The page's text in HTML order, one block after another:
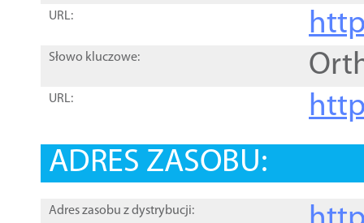
URL:
Słowo kluczowe:
URL:
ADRES ZASOBU:
Adres zasobu z dystrybucji: